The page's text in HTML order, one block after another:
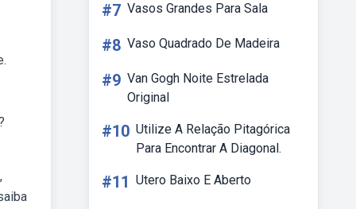
#7 Vasos Grandes Para Sala
#8 Vaso Quadrado De Madeira
#9 Van Gogh Noite Estrelada
Original
#10 Utilize A Relação Pitagórica
Para Encontrar A Diagonal.
#11 Utero Baixo E Aberto